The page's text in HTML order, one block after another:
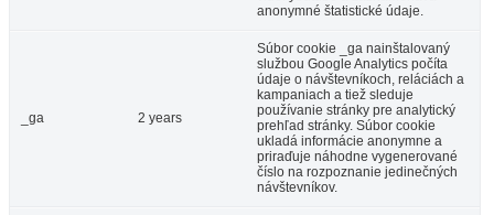
anonymné štatistické údaje.
_ga 2 years
Súbor cookie _ga nainštalovaný
službou Google Analytics počíta
údaje o návštevníkoch, reláciách a
kampaniach a tiež sleduje
používanie stránky pre analytický
prehľad stránky. Súbor cookie
ukladá informácie anonymne a
priraďuje náhodne vygenerované
číslo na rozpoznanie jedinečných
návštevníkov.